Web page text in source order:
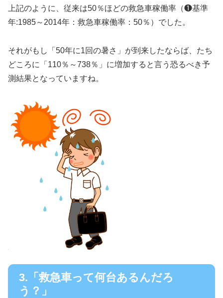
上記のように、従来は50％ほどの救急車稼働率（❶基準
年:1985～2014年：救急車稼働率：50％）でした。
それがもし「50年に1回の暑さ」が到来したならば、たち
どころに「110％～738％」に増加すると言う恐るべき予
測結果となっていますね。
3.「救急車って何台あるんだろ
う？」